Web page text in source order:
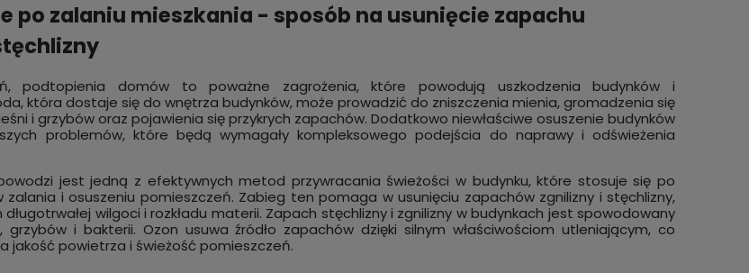
po zalaniu mieszkania - sposób na usunięcie zapachu
podtopienia domów to poważne zagrożenia, które powodują uszkodzenia budynków i
która dostaje się do wnętrza budynków, może prowadzić do zniszczenia mienia, gromadzenia się
i grzybów oraz pojawienia się przykrych zapachów. Dodatkowo niewłaściwe osuszenie budynków
problemów, które będą wymagały kompleksowego podejścia do naprawy i odświeżenia
jest jedną z efektywnych metod przywracania świeżości w budynku, które stosuje się po
zalania i osuszeniu pomieszczeń. Zabieg ten pomaga w usunięciu zapachów zgnilizny i stęchlizny,
wilgoci i rozkładu materii. Zapach stęchlizny i zgnilizny w budynkach jest spowodowany
grzybów i bakterii. Ozon usuwa źródło zapachów dzięki silnym właściwościom utleniającym, co
jakość powietrza i świeżość pomieszczeń.